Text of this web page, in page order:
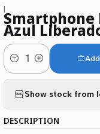
|Smartphone
Azul
Quantity
Show stock from
DESCRIPTION